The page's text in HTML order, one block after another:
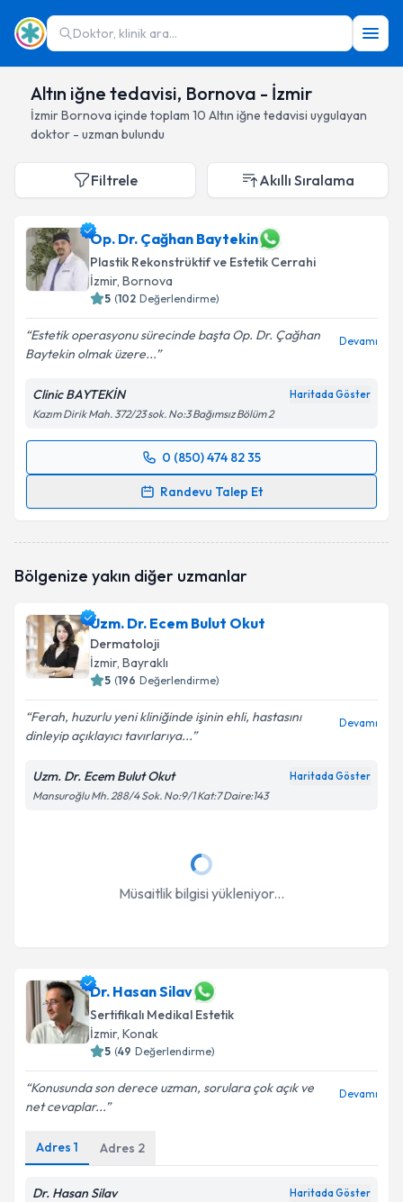
Doktor, klinik ara...
Altın iğne tedavisi, Bornova - İzmir
İzmirBornova içinde toplam 10 Altın iğne tedavisi uygulayan
doktor - uzman bulundu
Filtrele Akıllı Sıralama
Op. Dr. Çağhan Baytekin
Plastik Rekonstrüktif ve Estetik Cerrahi
İzmir, Bornova
5 (102 Değerlendirme)
Estetik operasyonu sürecinde başta Op. Dr. Çağhan
Baytekin olmak üzere...
Devamı
Clinic BAYTEKİN Haritada Göster
Kazım Dirik Mah. 372/23 sok. No:3 Bağımsız Bölüm 2
0 (850) 474 82 35
Randevu Talep Et
Randevu Takvimi Talebi
oluşturun. Size bu uzmandan randevu almanız için bir
Kişisel verilerimin işlenmesine ilişkin
Metni'ni okudum ve kişisel verilerimin belirtilen
kapsamda işlenmesini kabul ediyorum.
Takvim Talebini Gönder
Bölgenize yakın diğer uzmanlar
Uzm. Dr. Ecem Bulut Okut
Dermatoloji
İzmir, Bayraklı
5 (196 Değerlendirme)
Ferah, huzurlu yeni kliniğinde işinin ehli, hastasını
dinleyip açıklayıcı tavırlarıya...
Devamı
Uzm. Dr. Ecem Bulut Okut Haritada Göster
Mansuroğlu Mh. 288/4 Sok. No:9/1 Kat:7 Daire:143
Müsaitlik bilgisi yükleniyor...
Dr. Hasan Silav
Sertifikalı Medikal Estetik
İzmir, Konak
5 (49 Değerlendirme)
Konusunda son derece uzman, sorulara çok açık ve
net cevaplar...
Devamı
Adres 1 Adres 2
Dr. Hasan Silav Haritada Göster